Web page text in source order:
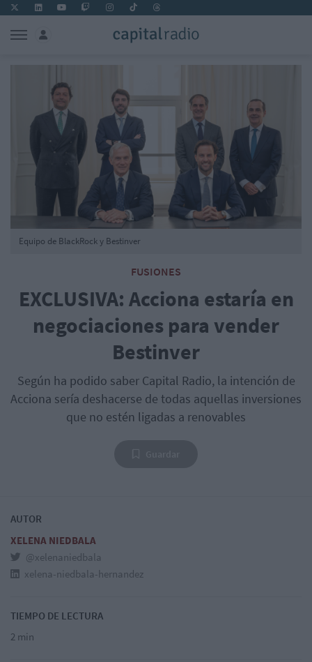
FUSIONES
EXCLUSIVA: Acciona estaría en
negociaciones para vender
Bestinver
Según ha podido saber Capital Radio, la intención de
Acciona sería deshacerse de todas aquellas inversiones
que no estén ligadas a renovables
Equipo de BlackRock y Bestinver
AUTOR
XELENA NIEDBALA
@xelenaniedbala
xelena-niedbala-hernandez
TIEMPO DE LECTURA
2 min